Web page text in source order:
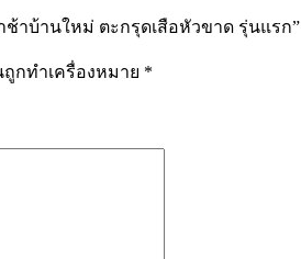
าบ้านใหม่ ตะกรุดเสือหัวขาด รุ่นแรก”
กทำเครื่องหมาย *